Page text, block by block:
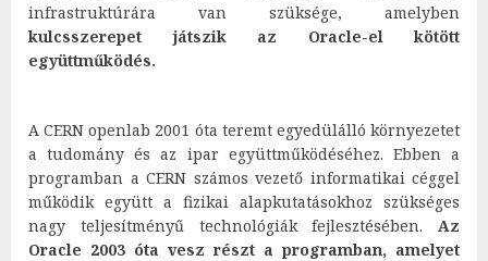
infrastruktúrára van szüksége, amelyben
kulcsszerepet játszik az Oracle-el kötött
együttműködés.
A CERN openlab 2001 óta teremt egyedülálló környezetet
a tudomány és az ipar együttműködéséhez. Ebben a
programban a CERN számos vezető informatikai céggel
működik együtt a fizikai alapkutatásokhoz szükséges
nagy teljesítményű technológiák fejlesztésében. Az
Oracle 2003 óta vesz részt a programban, amelyet